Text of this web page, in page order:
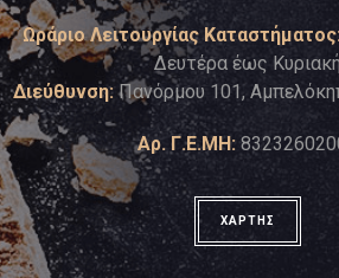
Ωράριο Λειτουργίας
Δευτέρα έως Κυριακή
Διεύθυνση: Πανόρμου 101,
Αρ. Γ.Ε.ΜΗ:
ΧΑΡΤΗΣ